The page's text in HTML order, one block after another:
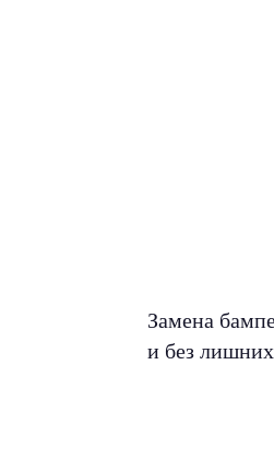
Замена
и без лишних